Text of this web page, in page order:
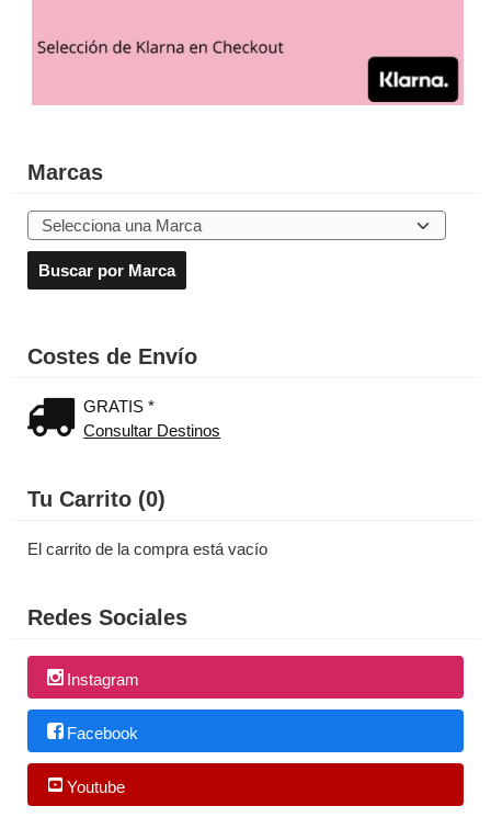
Marcas
Costes de Envío
GRATIS *
Consultar Destinos
Tu Carrito (0)
El carrito de la compra está vacío
Redes Sociales
Instagram
Facebook
Youtube